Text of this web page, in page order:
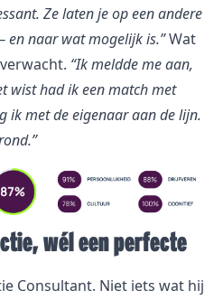
Ze laten je op een andere
naar wat mogelijk is.”Wat
“Ik meldde me aan,
wist had ik een match met
ik met de eigenaar aan de lijn.
wél een perfecte
Consultant. Niet iets wat hij